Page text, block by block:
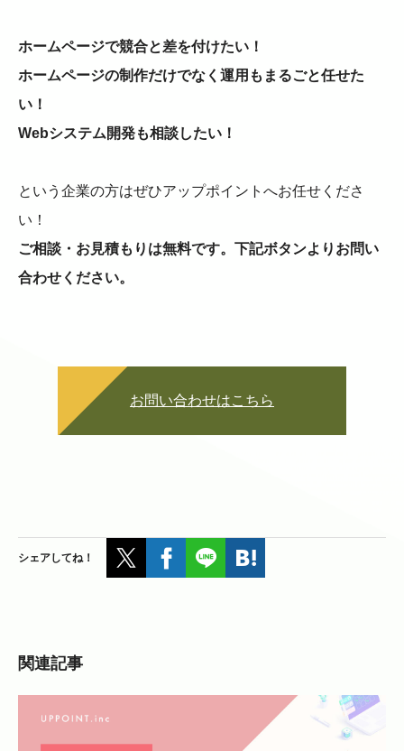
ホームページで競合と差を付けたい！
ホームページの制作だけでなく運用もまるごと任せた
い！
Webシステム開発も相談したい！
という企業の方はぜひアップポイントへお任せくださ
い！
ご相談・お見積もりは無料です。下記ボタンよりお問い
合わせください。
お問い合わせはこちら
シェアしてね！
関連記事